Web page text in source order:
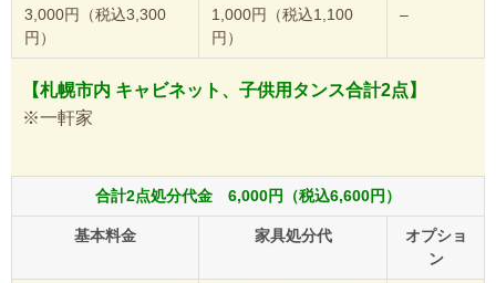
3,000円（税込3,300
円）
1,000円（税込1,100
円）
–
【札幌市内 キャビネット、子供用タンス合計2点】
※一軒家
合計2点処分代金 6,000円（税込6,600円）
基本料金 家具処分代
オプショ
ン